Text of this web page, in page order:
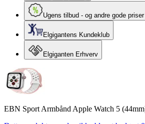
Ugens tilbud - og andre gode priser
Elgigantens Kundeklub
Elgiganten Erhverv
EBN Sport Armbånd Apple Watch 5